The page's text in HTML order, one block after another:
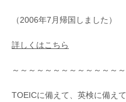
（2006年7月帰国しました）
詳しくはこちら
～～～～～～～～～～～～～～
TOEICに備えて、英検に備え